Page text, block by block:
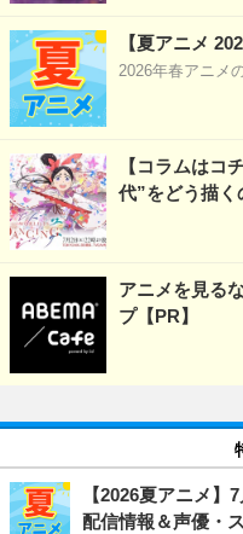
【夏アニメ
2026年春アニメ
【コラムはコ
代”をどう描く
アニメを見る
プ【PR】
【2026夏アニメ
配信情報＆声優・